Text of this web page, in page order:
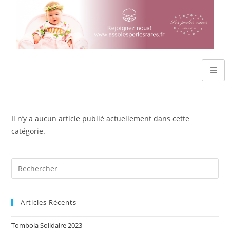
Il n’y a aucun article publié actuellement dans cette
catégorie.
Articles Récents
Tombola Solidaire 2023